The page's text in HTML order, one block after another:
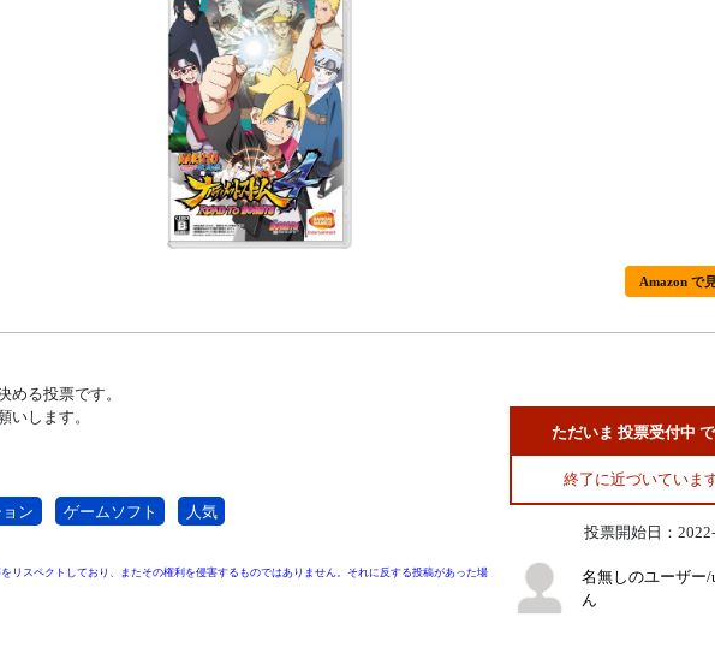
Amazon で
める投票です。
いします。
ン ゲームソフト 人気
リスペクトしており、またその権利を侵害するものではありません。それに反する投稿があった場
ただいま 投票受付中
終了に近づいていま
投票開始日：
名無しのユーザー/
ん